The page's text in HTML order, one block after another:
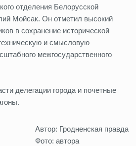
отделения Белорусской
Мойсак. Он отметил высокий
в сохранение исторической
и смысловую
межгосударственного
делегации города и почетные
Автор: Гродненская правда
Фото: автора